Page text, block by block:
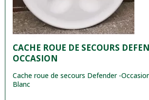
CACHE ROUE DE SECOURS
OCCASION
Cache roue de secours Defender -
Blanc